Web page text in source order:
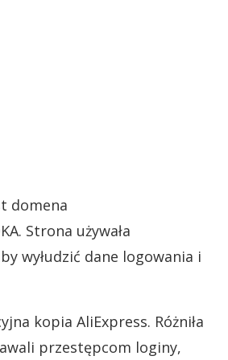
domena
Strona używała
wyłudzić dane logowania i
kopia AliExpress. Różniła
przestępcom loginy,